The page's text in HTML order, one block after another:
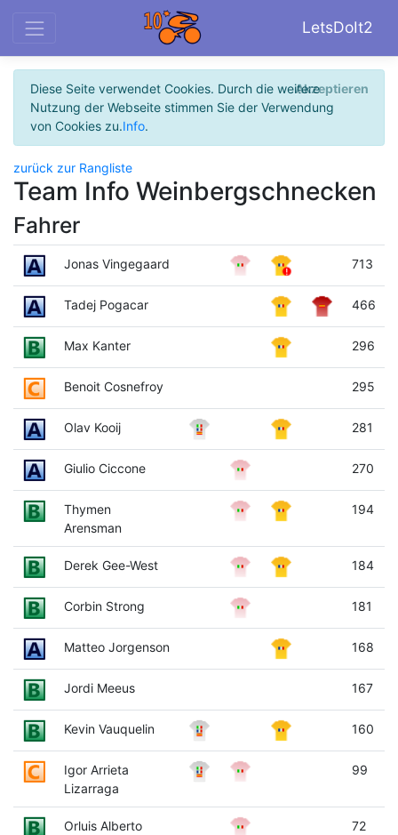
LetsDoIt2
Diese Seite verwendet Cookies. Durch die weitere
Nutzung der Webseite stimmen Sie der Verwendung
von Cookies zu.Info.
Akzeptieren
zurück zur Rangliste
Team Info Weinbergschnecken
Fahrer
Jonas Vingegaard 713
Tadej Pogacar 466
Max Kanter 296
Benoit Cosnefroy 295
Olav Kooij 281
Giulio Ciccone 270
Thymen
Arensman
194
Derek Gee-West 184
Corbin Strong 181
Matteo Jorgenson 168
Jordi Meeus 167
Kevin Vauquelin 160
Igor Arrieta
Lizarraga
99
Orluis Alberto
72